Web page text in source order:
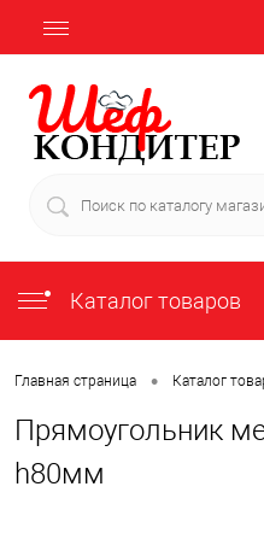
Каталог товаров
Главная страница • Каталог
Прямоугольник
h80мм